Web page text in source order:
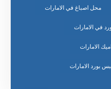
محل اصباغ في الامارات
في الامارات
الامارات
بورد الامارات